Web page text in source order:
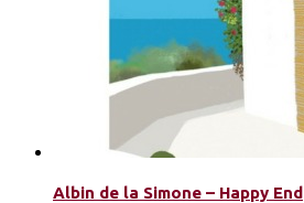
Albin de la Simone – Happy End